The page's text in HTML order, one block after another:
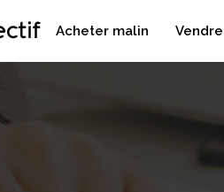
Acheter malin